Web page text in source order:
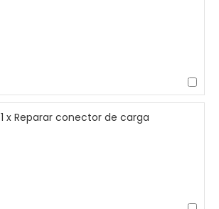
1 x Reparar conector de carga